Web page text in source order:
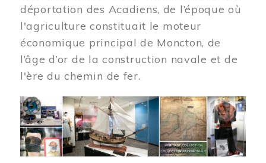
déportation des Acadiens, de l’époque où
l'agriculture constituait le moteur
économique principal de Moncton, de
l’âge d’or de la construction navale et de
l'ère du chemin de fer.